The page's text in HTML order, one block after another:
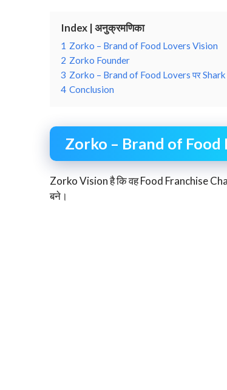
Index | अनुक्रमणिका
1 Zorko – Brand of Food Lovers Vision
2 Zorko Founder
3 Zorko – Brand of Food Lovers पर
4 Conclusion
Zorko – Brand of Food
Zorko Vision है कि वह Food Franchise
बने।